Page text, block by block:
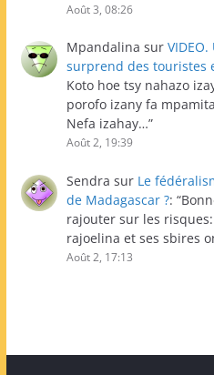
Août 3, 08:26
Mpandalina sur
surprend des touristes
Koto hoe tsy nahazo
porofo izany fa
Nefa izahay…”
Août 2, 19:39
Sendra sur Le
de Madagascar ?: “
rajouter sur les
rajoelina et ses sbires
Août 2, 17:13